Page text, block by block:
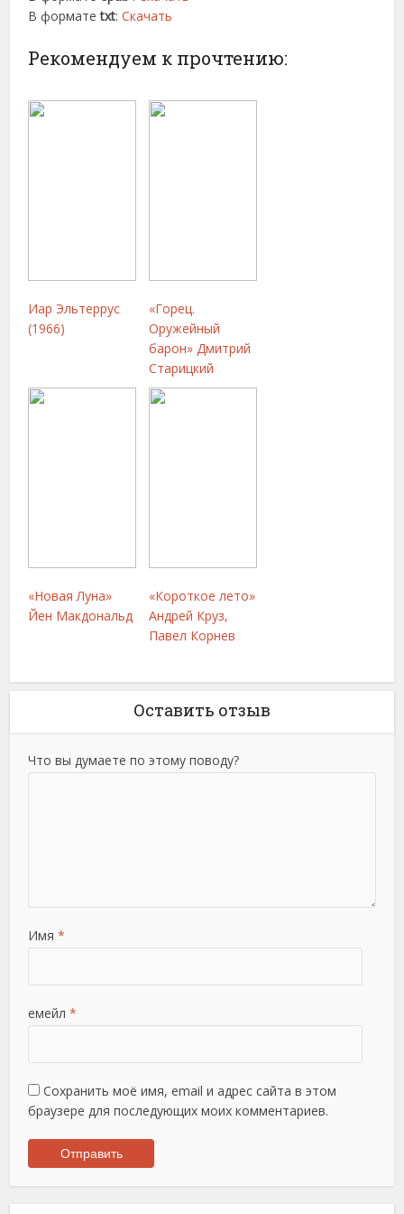
В форматеtxt:Скачать
Рекомендуем к прочтению:
Иар Эльтеррус
(1966)
«Горец.
Оружейный
барон» Дмитрий
Старицкий
«Новая Луна»
Йен Макдональд
«Короткое лето»
Андрей Круз,
Павел Корнев
Оставить отзыв
Что вы думаете по этому поводу?
Имя *
емейл *
Сохранить моё имя, email и адрес сайта в этом
браузере для последующих моих комментариев.